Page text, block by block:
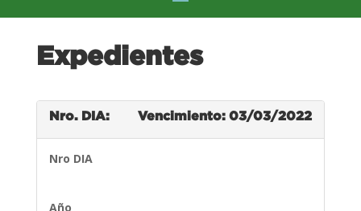
Expedientes
Nro. DIA: Vencimiento: 03/03/2022
Nro DIA
Año